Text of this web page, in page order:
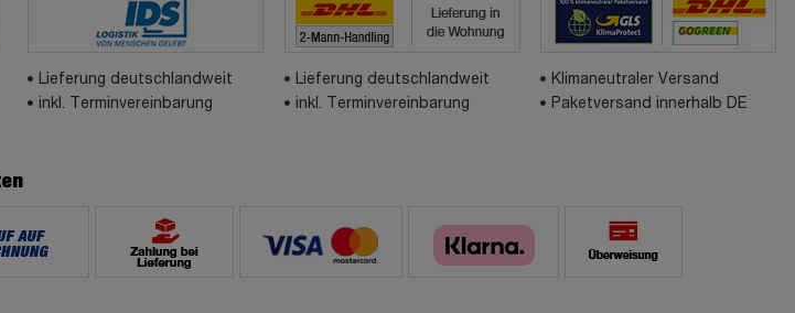
Lieferung deutschlandweit
inkl. Terminvereinbarung
Lieferung deutschlandweit
inkl. Terminvereinbarung
Klimaneutraler Versand
Paketversand innerhalb DE